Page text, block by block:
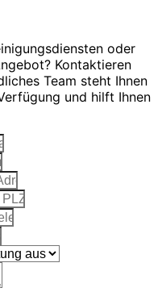
oder
Kontaktieren
Team steht Ihnen
und hilft Ihnen